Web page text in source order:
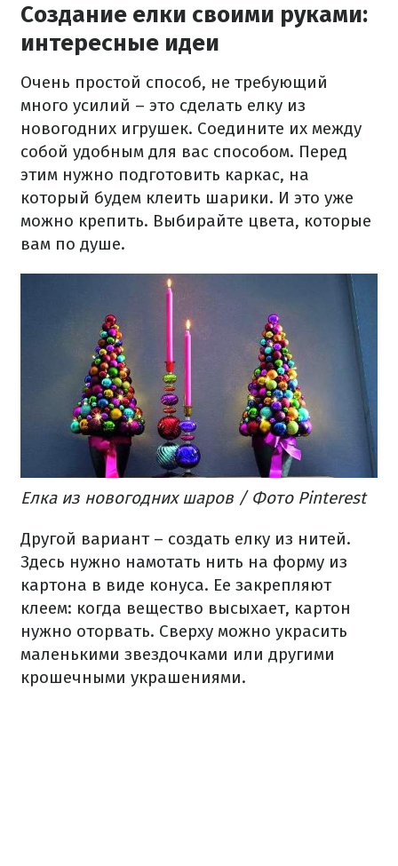
Создание елки своими руками:
интересные идеи
Очень простой способ, не требующий
много усилий – это сделать елку из
новогодних игрушек. Соедините их между
собой удобным для вас способом. Перед
этим нужно подготовить каркас, на
который будем клеить шарики. И это уже
можно крепить. Выбирайте цвета, которые
вам по душе.
Елка из новогодних шаров / Фото Pinterest
Другой вариант – создать елку из нитей.
Здесь нужно намотать нить на форму из
картона в виде конуса. Ее закрепляют
клеем: когда вещество высыхает, картон
нужно оторвать. Сверху можно украсить
маленькими звездочками или другими
крошечными украшениями.